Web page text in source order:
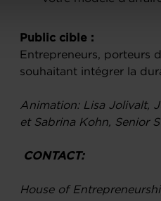
Public cible :
Entrepreneurs, porteurs
souhaitant intégrer la
Animation: Lisa Jolivalt,
et Sabrina Kohn, Senior
CONTACT:
House of